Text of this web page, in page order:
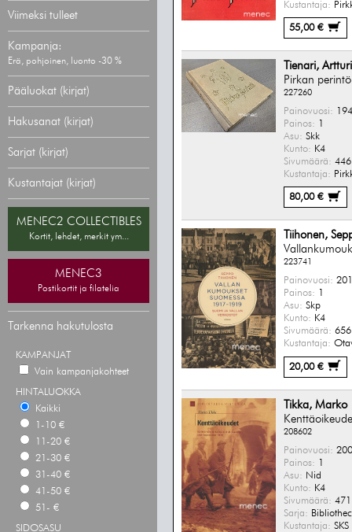
Viimeksi tulleet
Kampanja:
Erä, pohjoinen, luonto -30 %
Pääluokat (kirjat)
Hakusanat (kirjat)
Sarjat (kirjat)
Kustantajat (kirjat)
MENEC2 COLLECTIBLES
Kortit, lehdet, merkit ym...
MENEC3
Postikortit ja filatelia
Tarkenna hakutulosta
KAMPANJAT
Vain kampanjakohteet
HINTALUOKKA
Kaikki
1-10 €
11-20 €
21-30 €
31-40 €
41-50 €
51- €
SIDOSASU
Kustantaja:
55,00 €
Tienari, Artturi
Pirkan perintö
227260
Painovuosi:
Painos:
Asu: Skk
Kunto: K4
Sivumäärä:
Kustantaja:
80,00 €
Tiihonen,
223741
Painovuosi:
Painos:
Asu: Skp
Kunto: K4
Sivumäärä:
Kustantaja:
20,00 €
Tikka, Marko
208602
Painovuosi:
Painos: 1
Asu: Nid
Kunto: K4
Sivumäärä:
Sarja:
Kustantaja: SKS